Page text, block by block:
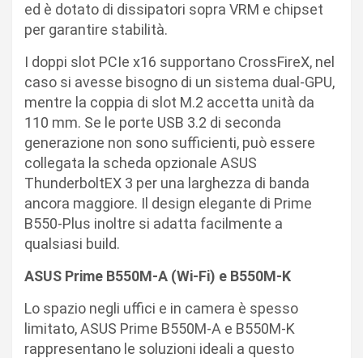
ed è dotato di dissipatori sopra VRM e chipset
per garantire stabilità.
I doppi slot PCIe x16 supportano CrossFireX, nel
caso si avesse bisogno di un sistema dual-GPU,
mentre la coppia di slot M.2 accetta unità da
110 mm. Se le porte USB 3.2 di seconda
generazione non sono sufficienti, può essere
collegata la scheda opzionale ASUS
ThunderboltEX 3 per una larghezza di banda
ancora maggiore. Il design elegante di Prime
B550-Plus inoltre si adatta facilmente a
qualsiasi build.
ASUS Prime B550M-A (Wi-Fi) e B550M-K
Lo spazio negli uffici e in camera è spesso
limitato, ASUS Prime B550M-A e B550M-K
rappresentano le soluzioni ideali a questo